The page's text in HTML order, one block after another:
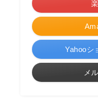
Yahooシ
メ